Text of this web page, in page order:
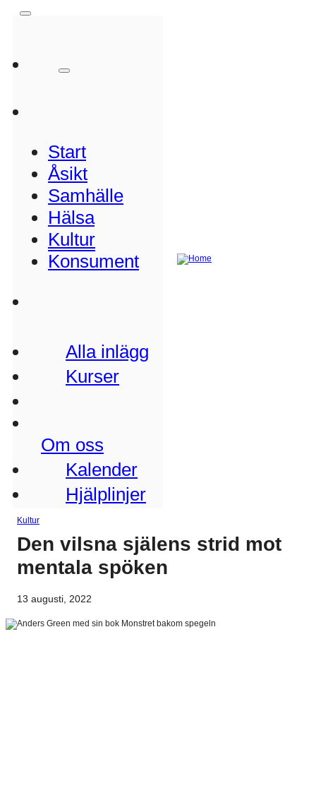
Start
Åsikt
Samhälle
Hälsa
Kultur
Konsument
Alla inlägg
Kurser
Om oss
Kalender
Hjälplinjer
Kultur
Den vilsna själens strid mot
mentala spöken
13 augusti, 2022